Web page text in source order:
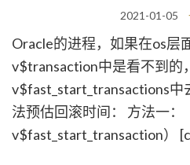
2021-01-05
Oracle的进程，如果在os层
v$transaction中是看不到的
v$fast_start_transactions中
法预估回滚时间： 方法一：
v$fast_start_transaction）